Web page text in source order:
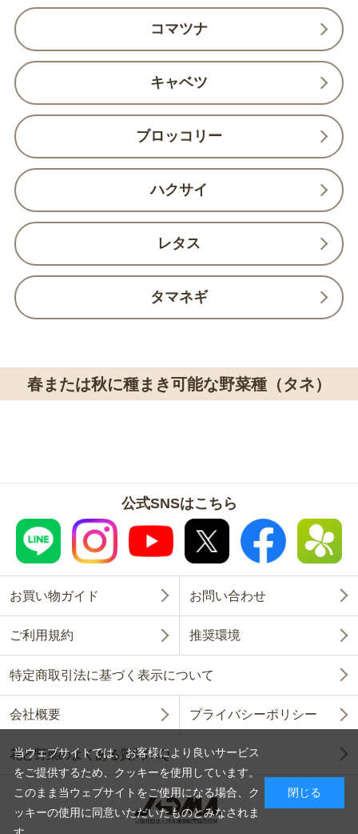
コマツナ
キャベツ
ブロッコリー
ハクサイ
レタス
タマネギ
春または秋に種まき可能な野菜種（タネ）
公式SNSはこちら
お買い物ガイド お問い合わせ
ご利用規約 推奨環境
特定商取引法に基づく表示について
会社概要 プライバシーポリシー
花と野菜のよくある質問FAQ
当ウェブサイトでは、お客様により良いサービス
をご提供するため、クッキーを使用しています。
このまま当ウェブサイトをご使用になる場合、ク
ッキーの使用に同意いただいたものとみなされま
閉じる